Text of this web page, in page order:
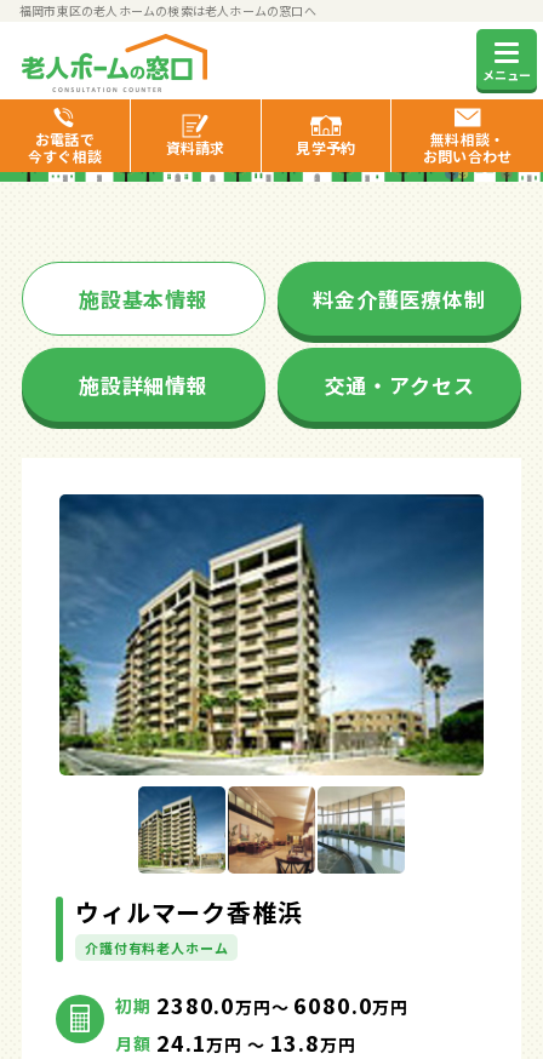
福岡市東区の老人ホームの検索は老人ホームの窓口へ
メニュー
お電話で
今すぐ相談
資料請求 見学予約
無料相談・
お問い合わせ
ウィルマーク香椎浜
施設基本情報 料金介護医療体制
施設詳細情報 交通・アクセス
ウィルマーク香椎浜
介護付有料老人ホーム
初期 2380.0万円～ 6080.0万円
月額 24.1万円 ～ 13.8万円